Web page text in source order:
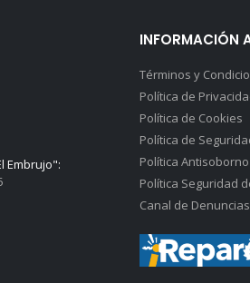
Embrujo":
INFORMACIÓN
Términos y
Política de
Política de Cookies
Política de
Política Antisoborno
Política Seguridad
Canal de